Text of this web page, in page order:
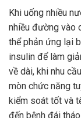
Khi uống nhiều
nhiều đường vào
thể phản ứng lại
insulin để làm
về dài, khi nhu
mòn chức năng
kiểm soát tốt và
đến bệnh đái